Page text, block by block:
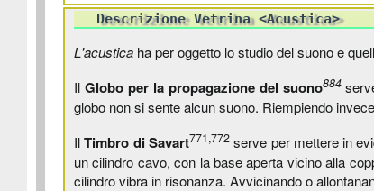
Descrizione Vetrina <Acustica>
L'acustica ha per oggetto lo studio del suono e
Il Globo per la propagazione del suono884
globo non si sente alcun suono. Riempiendo
IlTimbro di Savart771,772serve per mettere in
un cilindro cavo, con la base aperta vicino alla
cilindro vibra in risonanza. Avvicinando o